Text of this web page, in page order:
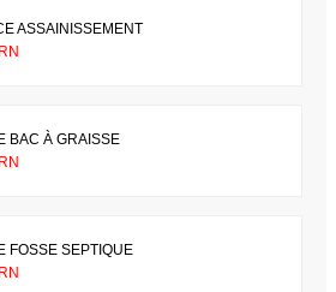
ASSAINISSEMENT
BAC À GRAISSE
FOSSE SEPTIQUE